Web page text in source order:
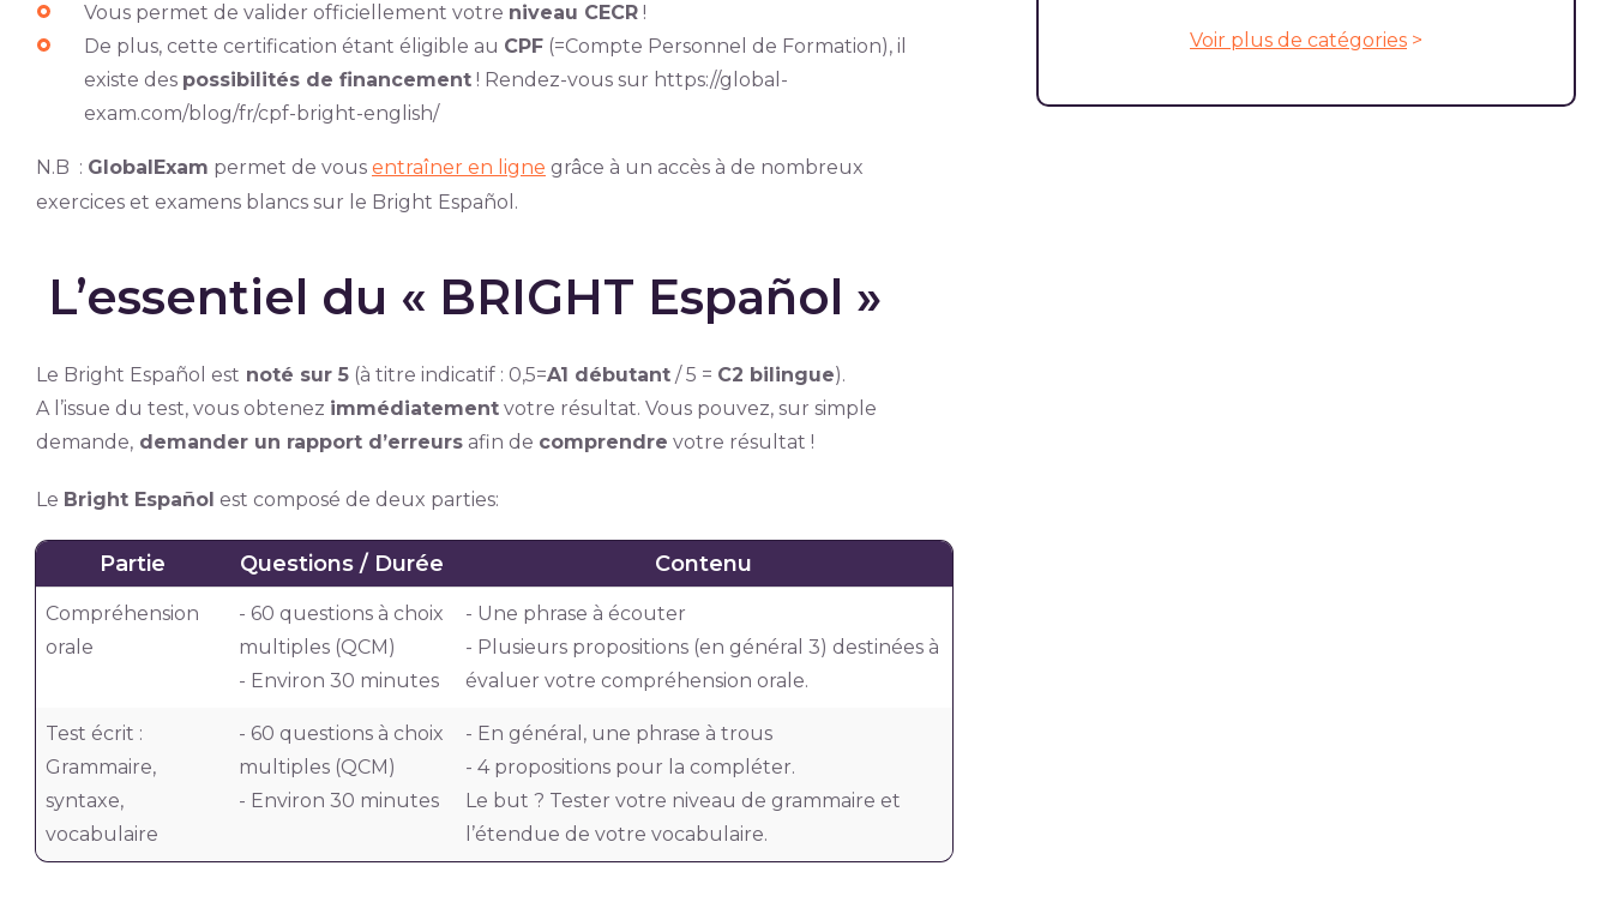
Vous permet de valider officiellement votre niveau CECR!
De plus, cette certification étant éligible au CPF(=Compte Personnel de Formation), il
existe des possibilités de financement! Rendez-vous sur https://global-
exam.com/blog/fr/cpf-bright-english/
N.B : GlobalExam permet de vous entraîner en ligne grâce à un accès à de nombreux
exercices et examens blancs sur le Bright Español.
L’essentiel du « BRIGHT Español »
Le Bright Español est noté sur 5(à titre indicatif : 0,5=A1 débutant/ 5 = C2 bilingue).
A l’issue du test, vous obtenez immédiatementvotre résultat. Vous pouvez, sur simple
demande,demander un rapport d’erreursafin de comprendre votre résultat !
Le Bright Español est composé de deux parties:
Partie Questions / Durée Contenu
Compréhension
orale
- 60 questions à choix
multiples (QCM)
- Environ 30 minutes
- Une phrase à écouter
- Plusieurs propositions (en général 3) destinées à
évaluer votre compréhension orale.
Test écrit :
Grammaire,
syntaxe,
vocabulaire
- 60 questions à choix
multiples (QCM)
- Environ 30 minutes
- En général, une phrase à trous
- 4 propositions pour la compléter.
Le but ? Tester votre niveau de grammaire et
l’étendue de votre vocabulaire.
Voir plus de catégories >